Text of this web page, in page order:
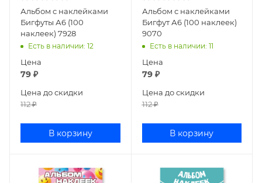
Альбом с наклейками
Бигфуты А6 (100
наклеек) 7928
Есть в наличии: 12
Цена
79 ₽
Цена до скидки
112₽
В корзину
Альбом с наклейками
Бигфут А6 (100 наклеек)
9070
Есть в наличии: 11
Цена
79₽
Цена до скидки
112₽
В корзину